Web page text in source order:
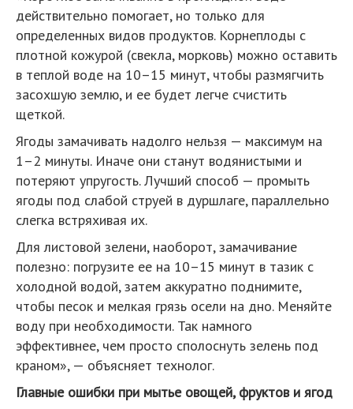
действительно помогает, но только для
определенных видов продуктов. Корнеплоды с
плотной кожурой (свекла, морковь) можно оставить
в теплой воде на 10–15 минут, чтобы размягчить
засохшую землю, и ее будет легче счистить
щеткой.
Ягоды замачивать надолго нельзя — максимум на
1–2 минуты. Иначе они станут водянистыми и
потеряют упругость. Лучший способ — промыть
ягоды под слабой струей в дуршлаге, параллельно
слегка встряхивая их.
Для листовой зелени, наоборот, замачивание
полезно: погрузите ее на 10–15 минут в тазик с
холодной водой, затем аккуратно поднимите,
чтобы песок и мелкая грязь осели на дно. Меняйте
воду при необходимости. Так намного
эффективнее, чем просто сполоснуть зелень под
краном», — объясняет технолог.
Главные ошибки при мытье овощей, фруктов и ягод